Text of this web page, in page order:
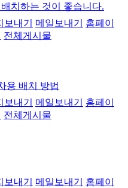
치하는 것이 좋습니다.
보내기 메일보내기
홈페이
전체게시물
용 배치 방법
보내기 메일보내기
홈페이
전체게시물
보내기 메일보내기
홈페이